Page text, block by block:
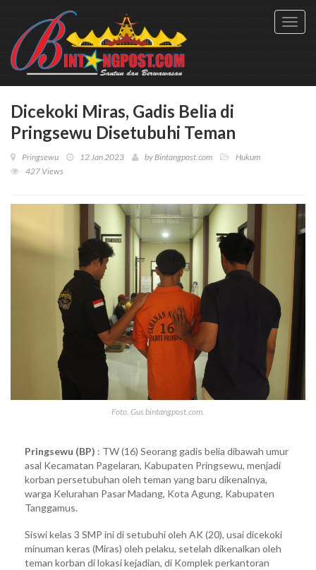
Dicekoki Miras, Gadis Belia di
Pringsewu Disetubuhi Teman
Pringsewu 12 Jan 2023 by Bintangpost.com
Hukum
427 Views
Foto. Gus bintangpost.com.
Pringsewu (BP) : TW (16) Seorang gadis belia dibawah umur
asal Kecamatan Pagelaran, Kabupaten Pringsewu, menjadi
korban persetubuhan oleh teman yang baru dikenalnya,
warga Kelurahan Pasar Madang, Kota Agung, Kabupaten
Tanggamus.
Siswi kelas 3 SMP ini di setubuhi oleh AK (20), usai dicekoki
minuman keras (Miras) oleh pelaku, setelah dikenalkan oleh
teman korban di lokasi kejadian, di Komplek perkantoran